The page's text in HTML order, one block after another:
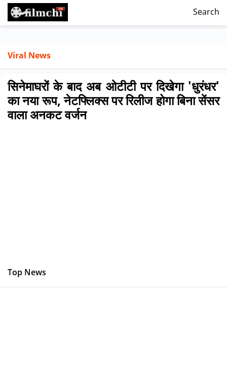
Search
Viral News
सिनेमाघरों के बाद अब ओटीटी पर दिखेगा 'धुरंधर'
का नया रूप, नेटफ्लिक्स पर रिलीज होगा बिना सेंसर
वाला अनकट वर्जन
Top News